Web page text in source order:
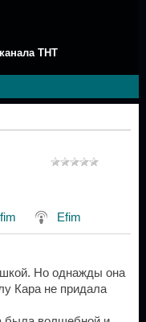
ТНТ
Efim
Но однажды она
Кара не придала